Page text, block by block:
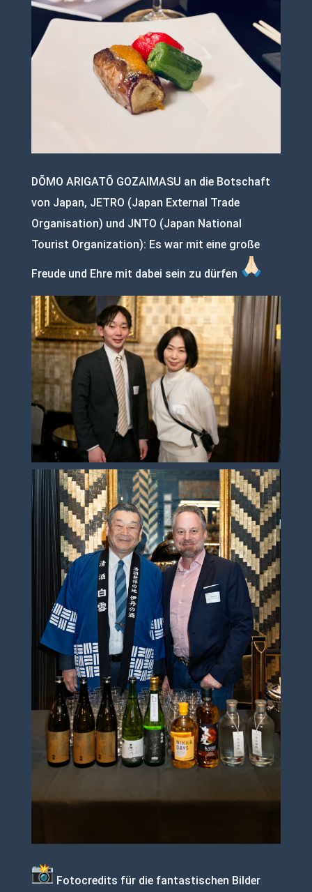
DÕMO ARIGATÕ GOZAIMASU an die Botschaft
von Japan, JETRO (Japan External Trade
Organisation) und JNTO (Japan National
Tourist Organization): Es war mit eine große
Freude und Ehre mit dabei sein zu dürfen
Fotocredits für die fantastischen Bilder